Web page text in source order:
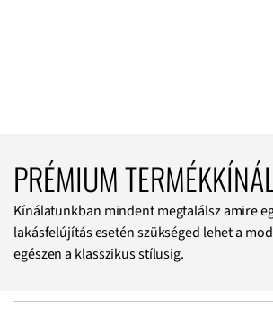
PRÉMIUM
Kínálatunkban mindent megtalálsz amire
lakásfelújítás esetén szükséged lehet a
egészen a klasszikus stílusig.